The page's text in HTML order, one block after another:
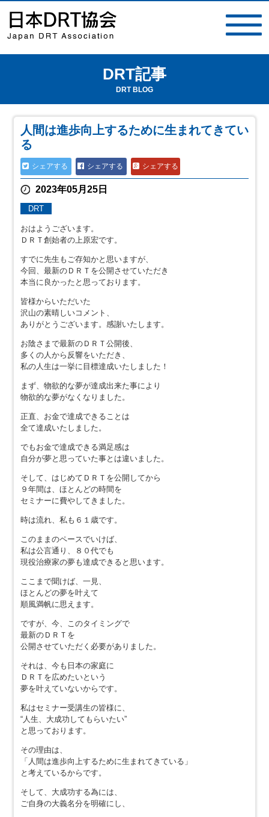
DRT記事
DRT BLOG
人間は進歩向上するために生まれてきてい
る
シェアする シェアする シェアする
2023年05月25日
DRT
おはようございます。
ＤＲＴ創始者の上原宏です。
すでに先生もご存知かと思いますが、
今回、最新のＤＲＴを公開させていただき
本当に良かったと思っております。
皆様からいただいた
沢山の素晴しいコメント、
ありがとうございます。感謝いたします。
お陰さまで最新のＤＲＴ公開後、
多くの人から反響をいただき、
私の人生は一挙に目標達成いたしました！
まず、物欲的な夢が達成出来た事により
物欲的な夢がなくなりました。
正直、お金で達成できることは
全て達成いたしました。
でもお金で達成できる満足感は
自分が夢と思っていた事とは違いました。
そして、はじめてＤＲＴを公開してから
９年間は、ほとんどの時間を
セミナーに費やしてきました。
時は流れ、私も６１歳です。
このままのペースでいけば、
私は公言通り、８０代でも
現役治療家の夢も達成できると思います。
ここまで聞けば、一見、
ほとんどの夢を叶えて
順風満帆に思えます。
ですが、今、このタイミングで
最新のＤＲＴを
公開させていただく必要がありました。
それは、今も日本の家庭に
ＤＲＴを広めたいという
夢を叶えていないからです。
私はセミナー受講生の皆様に、
“人生、大成功してもらいたい”
と思っております。
その理由は、
「人間は進歩向上するために生まれてきている」
と考えているからです。
そして、大成功する為には、
ご自身の大義名分を明確にし、